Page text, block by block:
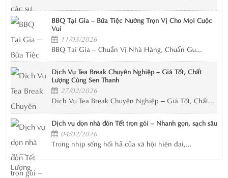
BBQ Tại Gia – Bữa Tiệc Nướng Trọn Vị Cho Mọi Cuộc
Vui
11/03/2026
BBQ Tại Gia – Chuẩn Vị Nhà Hàng, Chuẩn Gu...
Dịch Vụ Tea Break Chuyên Nghiệp – Giá Tốt, Chất
Lượng Cùng Sen Thanh
27/02/2026
Dịch Vụ Tea Break Chuyên Nghiệp – Giá Tốt, Chất...
Dịch vụ dọn nhà đón Tết trọn gói – Nhanh gọn, sạch sâu
04/02/2026
Trong nhịp sống hối hả của xã hội hiện đại,...